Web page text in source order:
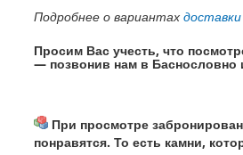
Подробнее о вариантах
Просим Вас учесть, что
— позвонив нам в Баснословно
При просмотре
понравятся. То есть камни,